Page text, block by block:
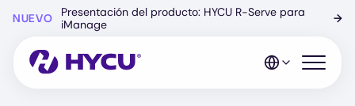
principal
NUEVO
Presentación del producto: HYCU R-Serve para
iManage
→
Abrir el